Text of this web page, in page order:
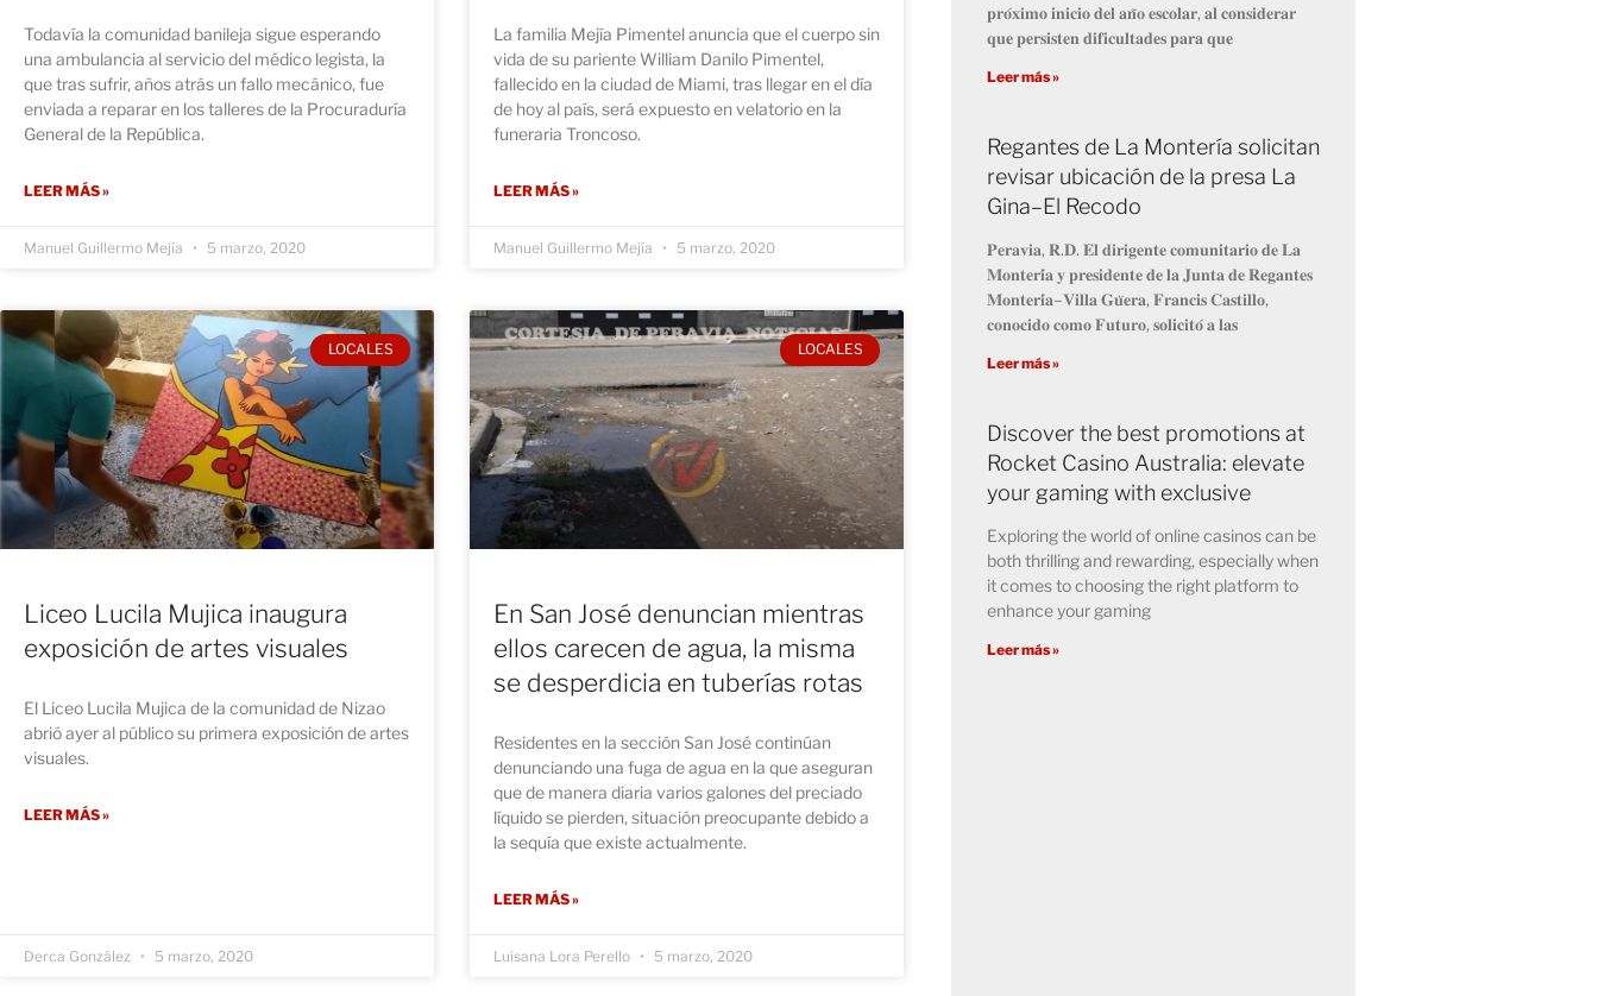
Todavía la comunidad banileja sigue esperando
una ambulancia al servicio del médico legista, la
que tras sufrir, años atrás un fallo mecánico, fue
enviada a reparar en los talleres de la Procuraduría
General de la República.
LEER MÁS »
Manuel Guillermo Mejía 5 marzo, 2020
La familia Mejía Pimentel anuncia que el cuerpo sin
vida de su pariente William Danilo Pimentel,
fallecido en la ciudad de Miami, tras llegar en el día
de hoy al país, será expuesto en velatorio en la
funeraria Troncoso.
LEER MÁS »
Manuel Guillermo Mejía 5 marzo, 2020
LOCALES
Liceo Lucila Mujica inaugura
exposición de artes visuales
El Liceo Lucila Mujica de la comunidad de Nizao
abrió ayer al público su primera exposición de artes
visuales.
LEER MÁS »
Derca González 5 marzo, 2020
LOCALES
En San José denuncian mientras
ellos carecen de agua, la misma
se desperdicia en tuberías rotas
Residentes en la sección San José continúan
denunciando una fuga de agua en la que aseguran
que de manera diaria varios galones del preciado
líquido se pierden, situación preocupante debido a
la sequía que existe actualmente.
LEER MÁS »
Luisana Lora Perello 5 marzo, 2020
𝐩𝐫𝐨́𝐱𝐢𝐦𝐨 𝐢𝐧𝐢𝐜𝐢𝐨 𝐝𝐞𝐥 𝐚𝐧̃𝐨 𝐞𝐬𝐜𝐨𝐥𝐚𝐫, 𝐚𝐥 𝐜𝐨𝐧𝐬𝐢𝐝𝐞𝐫𝐚𝐫
𝐪𝐮𝐞 𝐩𝐞𝐫𝐬𝐢𝐬𝐭𝐞𝐧 𝐝𝐢𝐟𝐢𝐜𝐮𝐥𝐭𝐚𝐝𝐞𝐬 𝐩𝐚𝐫𝐚 𝐪𝐮𝐞
Leer más »
Regantes de La Montería solicitan
revisar ubicación de la presa La
Gina–El Recodo
𝐏𝐞𝐫𝐚𝐯𝐢𝐚, 𝐑.𝐃. 𝐄𝐥 𝐝𝐢𝐫𝐢𝐠𝐞𝐧𝐭𝐞 𝐜𝐨𝐦𝐮𝐧𝐢𝐭𝐚𝐫𝐢𝐨 𝐝𝐞 𝐋𝐚
𝐌𝐨𝐧𝐭𝐞𝐫𝐢́𝐚 𝐲 𝐩𝐫𝐞𝐬𝐢𝐝𝐞𝐧𝐭𝐞 𝐝𝐞 𝐥𝐚 𝐉𝐮𝐧𝐭𝐚 𝐝𝐞 𝐑𝐞𝐠𝐚𝐧𝐭𝐞𝐬
𝐌𝐨𝐧𝐭𝐞𝐫𝐢́𝐚–𝐕𝐢𝐥𝐥𝐚 𝐆𝐮̈𝐞𝐫𝐚, 𝐅𝐫𝐚𝐧𝐜𝐢𝐬 𝐂𝐚𝐬𝐭𝐢𝐥𝐥𝐨,
𝐜𝐨𝐧𝐨𝐜𝐢𝐝𝐨 𝐜𝐨𝐦𝐨 𝐅𝐮𝐭𝐮𝐫𝐨, 𝐬𝐨𝐥𝐢𝐜𝐢𝐭𝐨́ 𝐚 𝐥𝐚𝐬
Leer más »
Discover the best promotions at
Rocket Casino Australia: elevate
your gaming with exclusive
Exploring the world of online casinos can be
both thrilling and rewarding, especially when
it comes to choosing the right platform to
enhance your gaming
Leer más »